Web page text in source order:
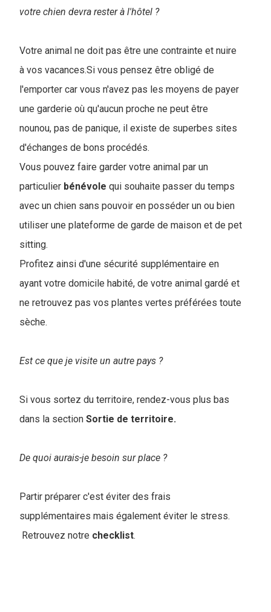
votre chien devra rester à l'hôtel ?
Votre animal ne doit pas être une contrainte et nuire
à vos vacances.Si vous pensez être obligé de
l'emporter car vous n'avez pas les moyens de payer
une garderie où qu'aucun proche ne peut être
nounou, pas de panique, il existe de superbes sites
d'échanges de bons procédés.
Vous pouvez faire garder votre animal par un
particulier bénévole qui souhaite passer du temps
avec un chien sans pouvoir en posséder un ou bien
utiliser une plateforme de garde de maison et de pet
sitting.
Profitez ainsi d'une sécurité supplémentaire en
ayant votre domicile habité, de votre animal gardé et
ne retrouvez pas vos plantes vertes préférées toute
sèche.
Est ce que je visite un autre pays ?
Si vous sortez du territoire, rendez-vous plus bas
dans la section Sortie de territoire.
De quoi aurais-je besoin sur place ?
Partir préparer c'est éviter des frais
supplémentaires mais également éviter le stress.
Retrouvez notre checklist.